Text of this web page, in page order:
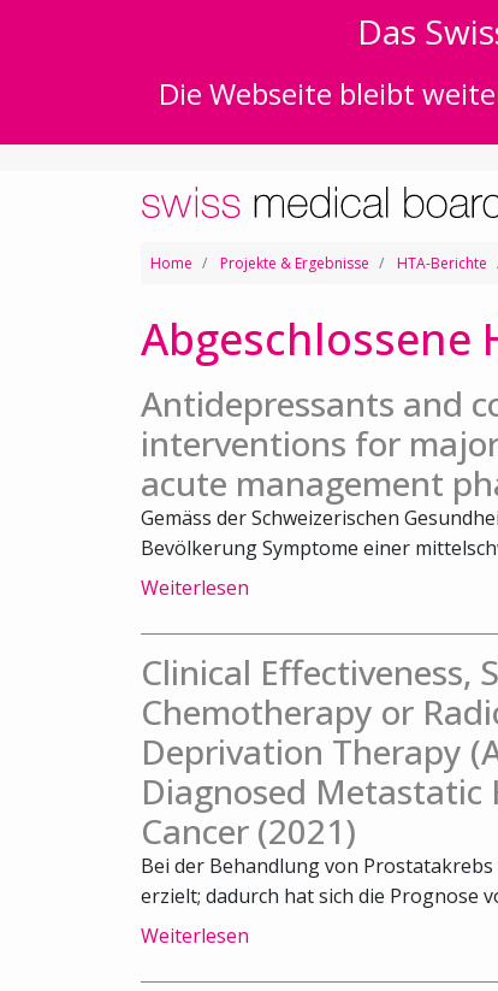
Das
Die Webseite bleibt
Home Projekte & Ergebnisse HTA-Berichte
Abgeschlossene
Antidepressants and
interventions for
acute management
Gemäss der Schweizerischen
Bevölkerung Symptome einer
Weiterlesen
Clinical Effectiveness,
Chemotherapy or
Deprivation Therapy
Diagnosed Metastatic
Cancer (2021)
Bei der Behandlung von
erzielt; dadurch hat sich die Prognose
Weiterlesen